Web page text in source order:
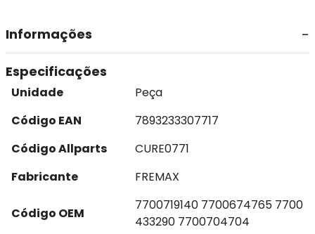
Informações
Especificações
Unidade
Peça
Código EAN
7893233307717
Código Allparts
CURE0771
Fabricante
FREMAX
Código OEM
7700719140 7700674765 7700
433290 7700704704